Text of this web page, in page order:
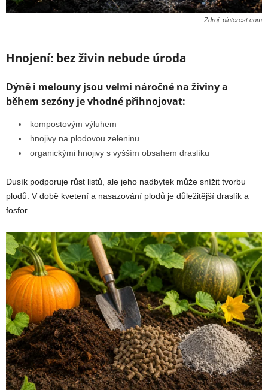
Zdroj: pinterest.com
Hnojení: bez živin nebude úroda
Dýně i melouny jsou velmi náročné na živiny a
během sezóny je vhodné přihnojovat:
kompostovým výluhem
hnojivy na plodovou zeleninu
organickými hnojivy s vyšším obsahem draslíku
Dusík podporuje růst listů, ale jeho nadbytek může snížit tvorbu
plodů. V době kvetení a nasazování plodů je důležitější draslík a
fosfor.